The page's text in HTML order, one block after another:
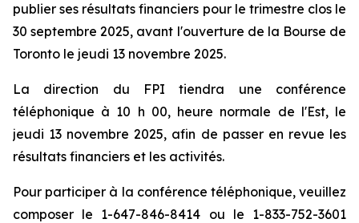
publier ses résultats financiers pour le trimestre clos le
30 septembre 2025, avant l'ouverture de la Bourse de
Toronto le jeudi 13 novembre 2025.
La direction du FPI tiendra une conférence
téléphonique à 10 h 00, heure normale de l'Est, le
jeudi 13 novembre 2025, afin de passer en revue les
résultats financiers et les activités.
Pour participer à la conférence téléphonique, veuillez
composer le 1-647-846-8414 ou le 1-833-752-3601